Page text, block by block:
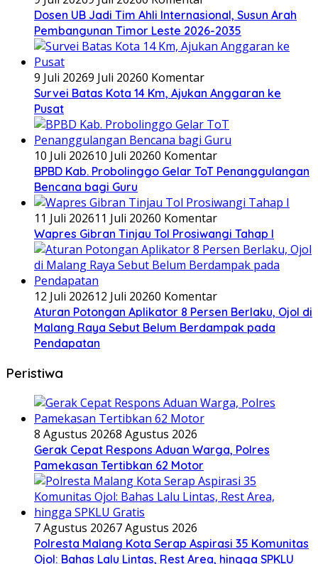
Dosen UB Jadi Tim Ahli Internasional, Susun Arah
Pembangunan Timor Leste 2026-2035
9 Juli 20269 Juli 20260 Komentar
Survei Batas Kota 14 Km, Ajukan Anggaran ke
Pusat
10 Juli 202610 Juli 20260 Komentar
BPBD Kab. Probolinggo Gelar ToT Penanggulangan
Bencana bagi Guru
11 Juli 202611 Juli 20260 Komentar
Wapres Gibran Tinjau Tol Prosiwangi Tahap I
12 Juli 202612 Juli 20260 Komentar
Aturan Potongan Aplikator 8 Persen Berlaku, Ojol di
Malang Raya Sebut Belum Berdampak pada
Pendapatan
Peristiwa
8 Agustus 20268 Agustus 2026
Gerak Cepat Respons Aduan Warga, Polres
Pamekasan Tertibkan 62 Motor
7 Agustus 20267 Agustus 2026
Polresta Malang Kota Serap Aspirasi 35 Komunitas
Ojol: Bahas Lalu Lintas, Rest Area, hingga SPKLU